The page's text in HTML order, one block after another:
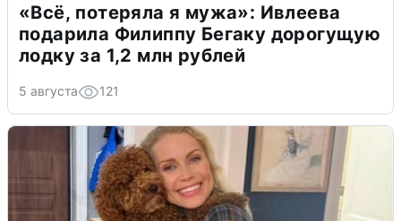
«Всё, потеряла я мужа»: Ивлеева
подарила Филиппу Бегаку дорогущую
лодку за 1,2 млн рублей
5 августа 121